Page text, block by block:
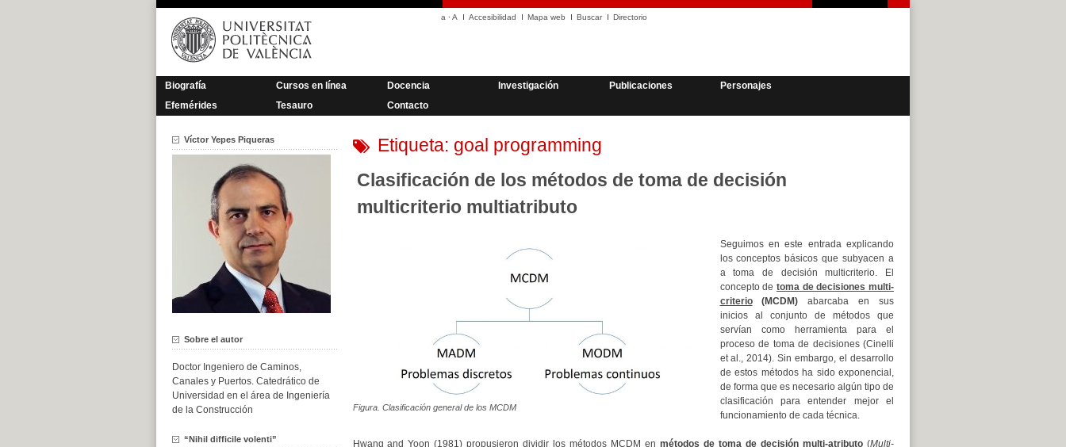
Saltar
contenido
a ·A Accesibilidad Mapa web Buscar Directorio
Biografía Cursos en línea Docencia Investigación Publicaciones
Personajes
Efemérides
Tesauro Contacto
Etiqueta: goal programming
Clasificación de los métodos de toma de decisión
multicriterio multiatributo
Figura. Clasificación general de los MCDM
Seguimos en este entrada explicando
los conceptos básicos que subyacen a
a toma de decisión multicriterio. El
concepto de toma de decisiones multi-
criterio
(MCDM) abarcaba en sus
inicios al conjunto de métodos que
servían como herramienta para el
proceso de toma de decisiones (Cinelli
et al., 2014). Sin embargo, el desarrollo
de estos métodos ha sido exponencial,
de forma que es necesario algún tipo de
clasificación para entender mejor el
funcionamiento de cada técnica.
Hwang and Yoon (1981) propusieron dividir los métodos MCDM enmétodos de toma de decisión multi-atributo (Multi-
Víctor Yepes Piqueras
Sobre el autor
Doctor Ingeniero de Caminos,
Canales y Puertos. Catedrático de
Universidad en el área de Ingeniería
de la Construcción
“Nihil difficile volenti”